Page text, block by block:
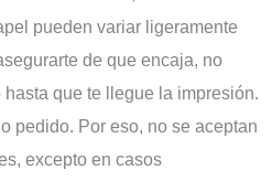
pueden variar ligeramente
de que encaja, no
que te llegue la impresión.
pedido. Por eso, no se aceptan
excepto en casos